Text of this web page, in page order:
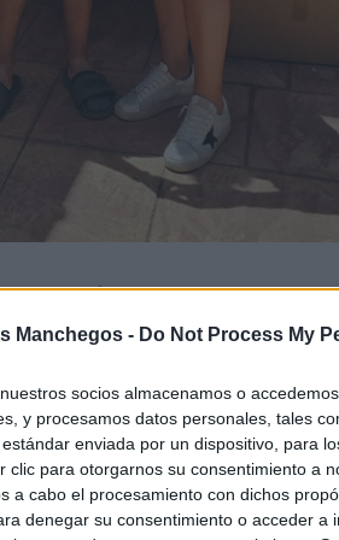
Manchegos - Do Not Process My
socios almacenamos o
y procesamos datos personales, tales
enviada por un dispositivo, para
clic para otorgarnos su consentimiento a
a cabo el procesamiento con dichos
denegar su consentimiento o acceder a
de golf, marcada por el buen
cita reunió a60 jugadores
que el deporte volvió a ser el gran